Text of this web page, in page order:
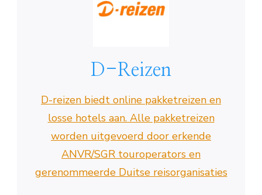
D-Reizen
D-reizen biedt online pakketreizen en
losse hotels aan. Alle pakketreizen
worden uitgevoerd door erkende
ANVR/SGR touroperators en
gerenommeerde Duitse reisorganisaties